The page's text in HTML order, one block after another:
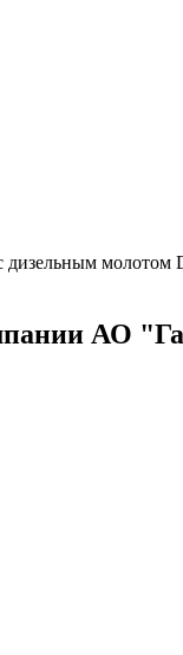
дизельным молотом
АО